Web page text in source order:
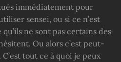
immédiatement pour
sensei, ou si ce n’est
ne sont pas certains des
Ou alors c’est peut-
tout ce à quoi je peux